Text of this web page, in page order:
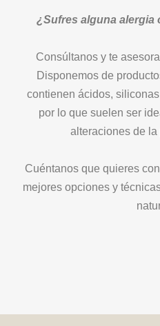
¿Sufres alguna alergia
Consúltanos y te
Disponemos de
contienen ácidos,
por lo que suelen ser
alteraciones de
Cuéntanos que quieres
mejores opciones y